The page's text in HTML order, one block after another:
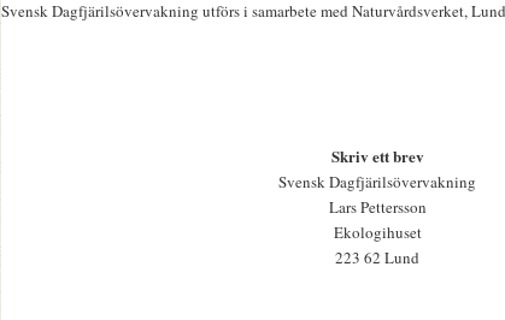
Svensk Dagfjärilsövervakning utförs i samarbete med Naturvårdsverket,
Skriv ett brev
Svensk Dagfjärilsövervakning
Lars Pettersson
Ekologihuset
223 62 Lund